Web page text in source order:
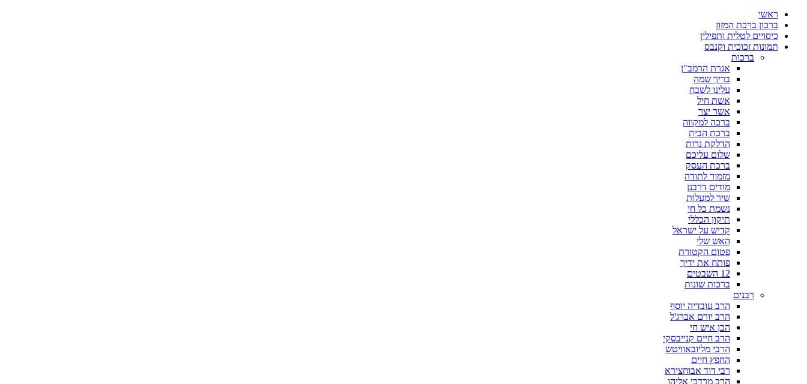
ראשי
ברכון ברכת המזון
כיסויים לטלית ותפילין
תמונות זכוכית וקנבס
ברכות
אגרת הרמב"ן
בריך שמה
עלינו לשבח
אשת חיל
אשר יצר
ברכה למקווה
ברכת הבית
הדלקת נרות
שלום עליכם
ברכת העסק
מזמור לתודה
מודים דרבנן
שיר למעלות
נשמת כל חי
תיקון הכללי
קדיש על ישראל
האש שלי
פטום הקטורת
פותח את ידיך
12 השבטים
ברכות שונות
רבנים
הרב עובדיה יוסף
הרב יורם אברג'ל
הבן איש חי
הרב חיים קנייבסקי
הרבי מליובאוויטש
החפץ חיים
רבי דוד אבוחצירא
הרב מרדכי אליהו